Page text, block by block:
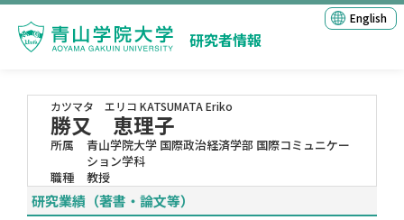
研究者情報
English
カツマタ エリコ KATSUMATA Eriko
勝又 恵理子
所属
青山学院大学 国際政治経済学部 国際コミュニケー
ション学科
職種
教授
研究業績（著書・論文等）